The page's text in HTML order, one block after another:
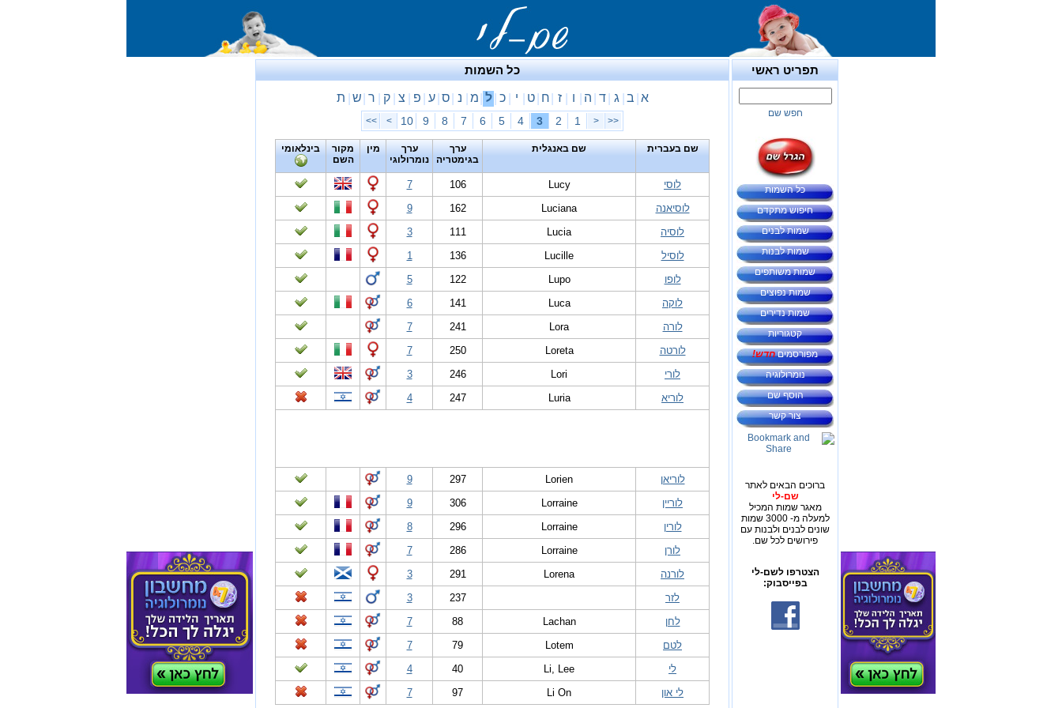
תפריט ראשי
חפש שם
כל השמות
חיפוש מתקדם
שמות לבנים
שמות לבנות
שמות משותפים
שמות נפוצים
שמות נדירים
קטגוריות
מפורסמיםחדש!
נומרולוגיה
הוסף שם
צור קשר
ברוכים הבאים לאתר
שם-לי
מאגר שמות המכיל
למעלה מ- 3000 שמות
שונים לבנים ולבנות עם
פירושים לכל שם.
הצטרפו לשם-לי
בפייסבוק:
כל השמות
א ב ג ד ה ו ז ח ט י כ ל מ נ ס ע פ צ ק ר ש ת
<<
<
1
2
3
4
5
6
7
8
9
10
>
>>
שם בעברית שם באנגלית
ערך
בגימטריה
ערך
נומרולוגי
מין
מקור
השם
בינלאומי
לוסי Lucy
106
7
לוסיאנה
Luciana
162
9
לוסיה
Lucia
111
3
לוסיל
Lucille
136
1
לופו
Lupo
122
5
לוקה
Luca
141
6
לורה
Lora
241
7
לורטה
Loreta
250
7
לורי
Lori
246
3
לוריא
Luria
247
4
לוריאן Lorien
297
9
לוריין
Lorraine
306
9
לורין
Lorraine
296
8
לורן
Lorraine
286
7
לורנה
Lorena
291
3
לזר
237
3
לחן
Lachan
88
7
לטם
Lotem
79
7
לי
Li, Lee
40
4
לי און
Li On
97
7